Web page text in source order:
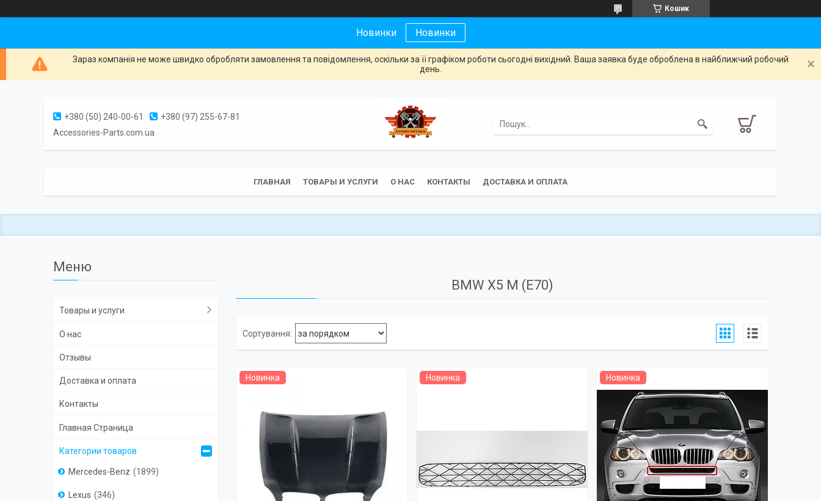
Кошик
Новинки Новинки
Зараз компанія не може швидко обробляти замовлення та повідомлення, оскільки за її графіком роботи сьогодні вихідний. Ваша заявка буде оброблена в найближчий робочий
день.
+380 (50) 240-00-61
+380 (97) 255-67-81
Accessories-Parts.com.ua
ГЛАВНАЯ ТОВАРЫ И УСЛУГИ О НАС КОНТАКТЫ ДОСТАВКА И ОПЛАТА
BMW X5 M (E70)
Новинка Новинка Новинка
Товары и услуги
О нас
Отзывы
Доставка и оплата
Контакты
Главная Страница
Категории товаров
Mercedes-Benz 1899
Lexus 346